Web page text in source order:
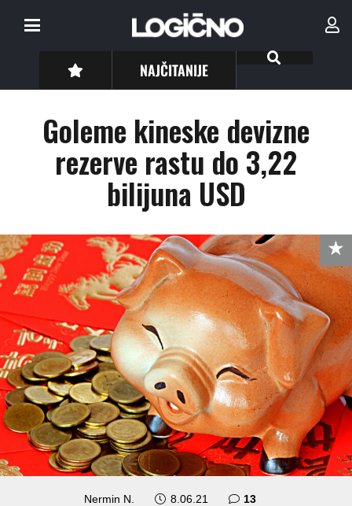
NAJČITANIJE
Goleme kineske devizne
rezerve rastu do 3,22
bilijuna USD
Nermin N. 8.06.21 13komentara